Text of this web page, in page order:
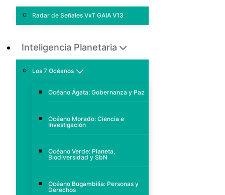
Radar de Señales VxT GAIA V13
Inteligencia Planetaria
Los 7 Océanos
Océano Ágata: Gobernanza y Paz
Océano Morado: Ciencia e
Investigación
Océano Verde: Planeta,
Biodiversidad y SbN
Océano Bugambilia: Personas y
Derechos